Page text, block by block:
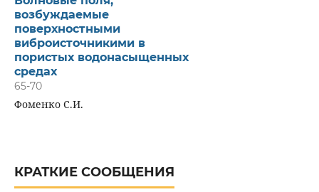
возбуждаемые
поверхностными
виброисточникими в
пористых водонасыщенных
средах
65-70
Фоменко С.И.
КРАТКИЕ СООБЩЕНИЯ